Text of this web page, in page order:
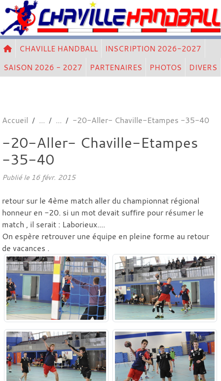
CHAVILLE HANDBALL
INSCRIPTION 2026-2027
SAISON 2026 - 2027
PARTENAIRES PHOTOS DIVERS
Accueil -20-Aller- Chaville-Etampes -35-40
-20-Aller- Chaville-Etampes
-35-40
Publié le 16 févr. 2015
retour sur le 4ème match aller du championnat régional
honneur en -20. si un mot devait suffire pour résumer le
match , il serait : Laborieux....
On espère retrouver une équipe en pleine forme au retour
de vacances .
Panneau de gestion des cookies